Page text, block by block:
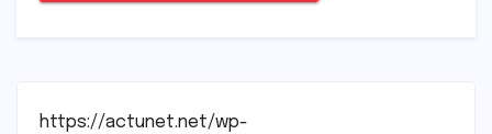
https://actunet.net/wp-